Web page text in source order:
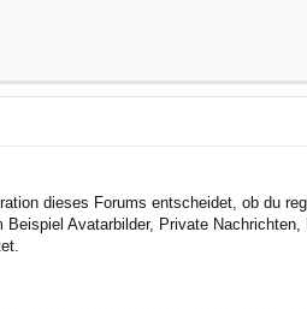
dieses Forums entscheidet, ob du
Avatarbilder, Private